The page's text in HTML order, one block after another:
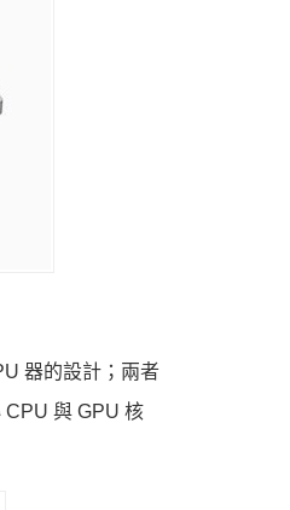
器的設計；兩者
CPU 與 GPU 核